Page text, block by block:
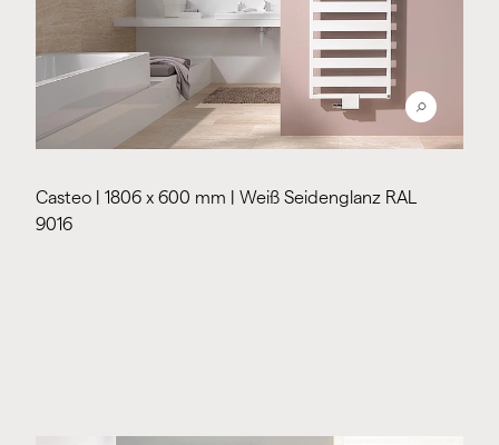
Casteo | 1806 x 600 mm | Weiß Seidenglanz RAL
9016